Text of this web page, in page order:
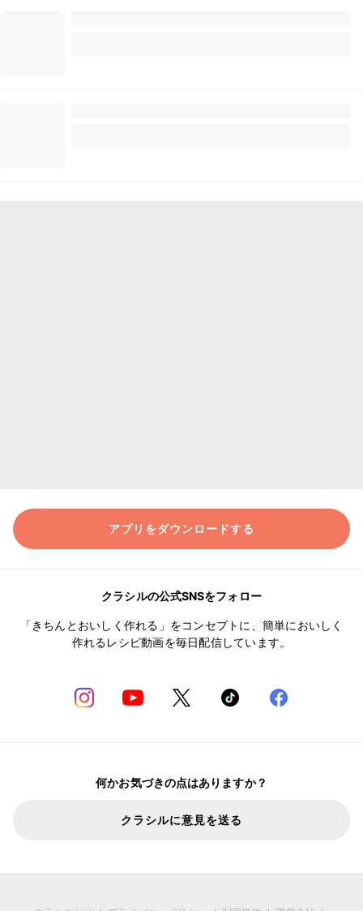
アプリをダウンロードする
クラシルの公式SNSをフォロー
「きちんとおいしく作れる」をコンセプトに、簡単においしく
作れるレシピ動画を毎日配信しています。
何かお気づきの点はありますか？
クラシルに意見を送る